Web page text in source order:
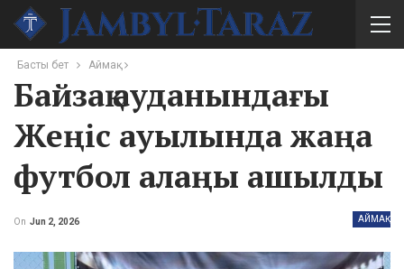
Басты бет Аймақ
Байзақ ауданындағы
Жеңіс ауылында жаңа
футбол алаңы ашылды
АЙМАҚ
On Jun 2, 2026